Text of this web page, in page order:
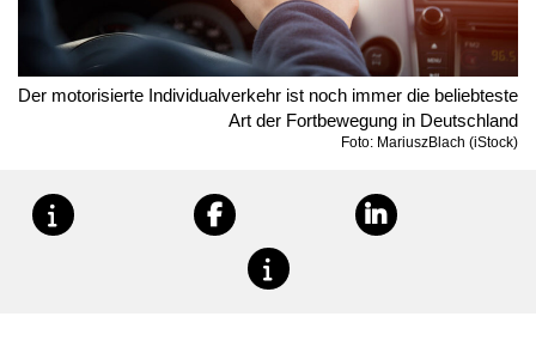
Der motorisierte Individualverkehr ist noch immer die beliebteste
Art der Fortbewegung in Deutschland
Foto: MariuszBlach (iStock)